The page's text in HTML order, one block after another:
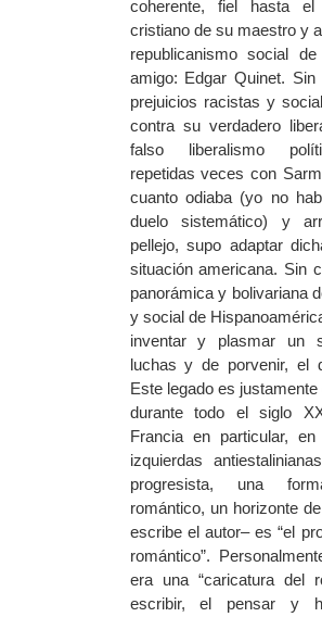
coherente, fiel hasta
cristiano de su maestro y
republicanismo social
amigo: Edgar Quinet.
prejuicios racistas y
contra su verdadero
falso liberalismo
repetidas veces con
cuanto odiaba (yo no
duelo sistemático) y
pellejo, supo adaptar
situación americana. Sin
panorámica y bolivariana
y social de
inventar y plasmar un
luchas y de porvenir, el
Este legado es
durante todo el siglo
Francia en particular,
izquierdas
progresista, una
romántico, un horizonte
escribe el autor– es “el
romántico”.
era una “caricatura del
escribir, el pensar y